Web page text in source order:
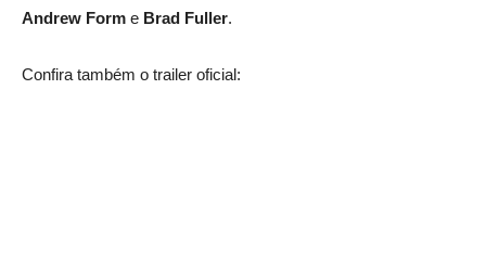
Andrew Form e Brad Fuller.
Confira também o trailer oficial: